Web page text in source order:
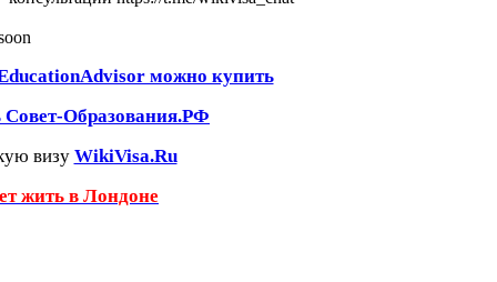
можно купить
Совет-Образования.РФ
визу WikiVisa.Ru
жить в Лондоне